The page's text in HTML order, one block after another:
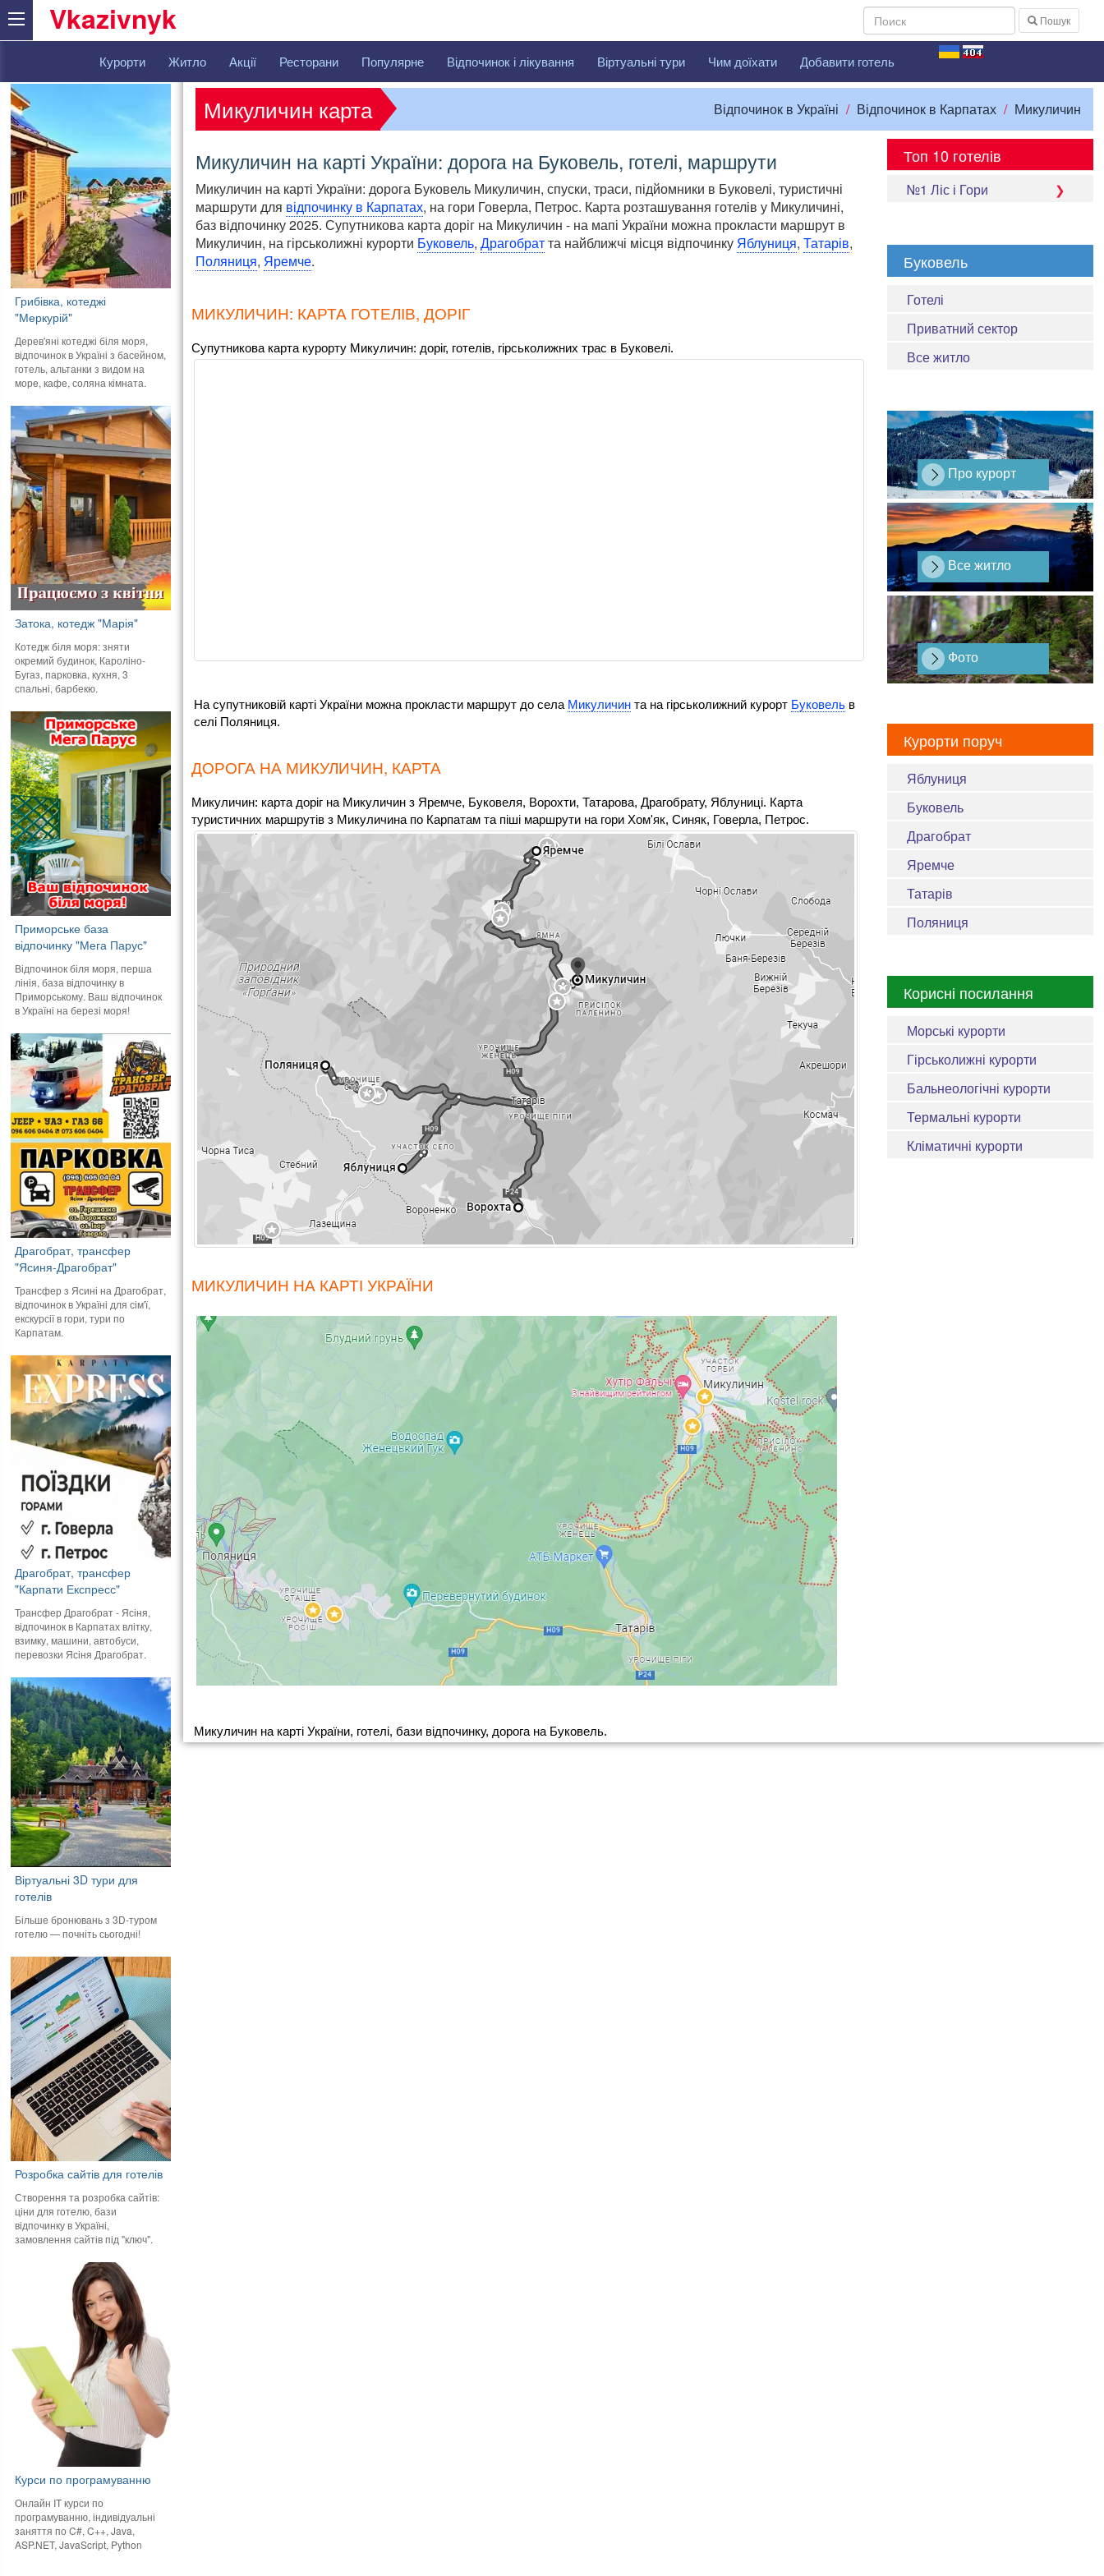
Vkazivnyk Пошук
Курорти Житло Акції Ресторани Популярне Відпочинок і лікування Віртуальні тури Чим доїхати Добавити готель
Микуличин карта Відпочинок в Україні Відпочинок в Карпатах Микуличин
Микуличин на карті України: дорога на Буковель, готелі, маршрути
Микуличин на карті України: дорога Буковель Микуличин, спуски, траси, підйомники в Буковелі, туристичні
маршрути для відпочинку в Карпатах, на гори Говерла, Петрос. Карта розташування готелів у Микуличині,
баз відпочинку 2025. Супутникова карта доріг на Микуличин - на мапі України можна прокласти маршрут в
Микуличин, на гірськолижні курорти Буковель, Драгобратта найближчі місця відпочинку Яблуниця, Татарів,
Поляниця, Яремче.
МИКУЛИЧИН: КАРТА ГОТЕЛІВ, ДОРІГ
Супутникова карта курорту Микуличин: доріг, готелів, гірськолижних трас в Буковелі.
На супутниковій карті України можна прокласти маршрут до села Микуличинта на гірськолижний курорт Буковельв
селі Поляниця.
ДОРОГА НА МИКУЛИЧИН, КАРТА
Микуличин: карта доріг на Микуличин з Яремче, Буковеля, Ворохти, Татарова, Драгобрату, Яблуниці. Карта
туристичних маршрутів з Микуличина по Карпатам та піші маршрути на гори Хом'як, Синяк, Говерла, Петрос.
МИКУЛИЧИН НА КАРТІ УКРАЇНИ
Микуличин на карті України, готелі, бази відпочинку, дорога на Буковель.
Топ 10 готелів
№1 Ліс і Гори
Буковель
Готелі
Приватний сектор
Все житло
Про курорт
Все житло
Фото
Курорти поруч
Яблуниця
Буковель
Драгобрат
Яремче
Татарів
Поляниця
Корисні посилання
Морські курорти
Гірськолижні курорти
Бальнеологічні курорти
Термальні курорти
Кліматичні курорти
Грибівка, котеджі
"Меркурій"
Дерев'яні котеджі біля моря,
відпочинок в Україні з басейном,
готель, альтанки з видом на
море, кафе, соляна кімната.
Затока, котедж "Марія"
Котедж біля моря: зняти
окремий будинок, Кароліно-
Бугаз, парковка, кухня, 3
спальні, барбекю.
Приморське база
відпочинку "Мега Парус"
Відпочинок біля моря, перша
лінія, база відпочинку в
Приморському. Ваш відпочинок
в Україні на березі моря!
Драгобрат, трансфер
"Ясиня-Драгобрат"
Трансфер з Ясині на Драгобрат,
відпочинок в Україні для сім'ї,
екскурсії в гори, тури по
Карпатам.
Драгобрат, трансфер
"Карпати Експресс"
Трансфер Драгобрат - Ясіня,
відпочинок в Карпатах влітку,
взимку, машини, автобуси,
перевозки Ясіня Драгобрат.
Віртуальні 3D тури для
готелів
Більше бронювань з 3D-туром
готелю — почніть сьогодні!
Розробка сайтів для готелів
Створення та розробка сайтів:
ціни для готелю, бази
відпочинку в Україні,
замовлення сайтів під "ключ".
Курси по програмуванню
Онлайн IT курси по
програмуванню, індивідуальні
заняття по C#, C++, Java,
ASP.NET, JavaScript, Python